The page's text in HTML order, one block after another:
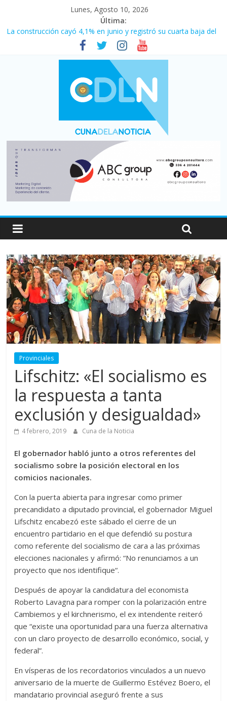
Lunes, Agosto 10, 2026
Última:
La construcción cayó 4,1% en junio y registró su cuarta baja del
Duelo internacional: Falleció Jorge Messi, el papá de Leo
El consumo sigue frenado: las ventas minoristas cayeron 3,8 en
julio y acumulan siete meses en baja
Newell’s cayó 2 a 1 ante Defensa y Justicia en Florencio Varela
por la cuarta fecha del Clausura
El agro argentino logró un récord histórico de exportaciones en
el primer semestre de 2026
Provinciales
Lifschitz: «El socialismo es
la respuesta a tanta
exclusión y desigualdad»
4 febrero, 2019 Cuna de la Noticia
El gobernador habló junto a otros referentes del
socialismo sobre la posición electoral en los
comicios nacionales.
Con la puerta abierta para ingresar como primer
precandidato a diputado provincial, el gobernador Miguel
Lifschitz encabezó este sábado el cierre de un
encuentro partidario en el que defendió su postura
como referente del socialismo de cara a las próximas
elecciones nacionales y afirmó: “No renunciamos a un
proyecto que nos identifique“.
Después de apoyar la candidatura del economista
Roberto Lavagna para romper con la polarización entre
Cambiemos y el kirchnerismo, el ex intendente reiteró
que “existe una oportunidad para una fuerza alternativa
con un claro proyecto de desarrollo económico, social, y
federal”.
En vísperas de los recordatorios vinculados a un nuevo
aniversario de la muerte de Guillermo Estévez Boero, el
mandatario provincial aseguró frente a sus